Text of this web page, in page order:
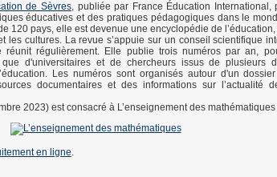
de Sèvres, publiée par France Éducation International,
éducatives et des pratiques pédagogiques dans le
120 pays, elle est devenue une encyclopédie de l’éducation,
les cultures. La revue s’appuie sur un conseil scientifique
réunit régulièrement. Elle publie trois numéros par an,
d'universitaires et de chercheurs issus de plusieurs
Les numéros sont organisés autour d'un
documentaires et des informations sur l’actualité
2023) est consacré à L’enseignement des mathématiques
en ligne.